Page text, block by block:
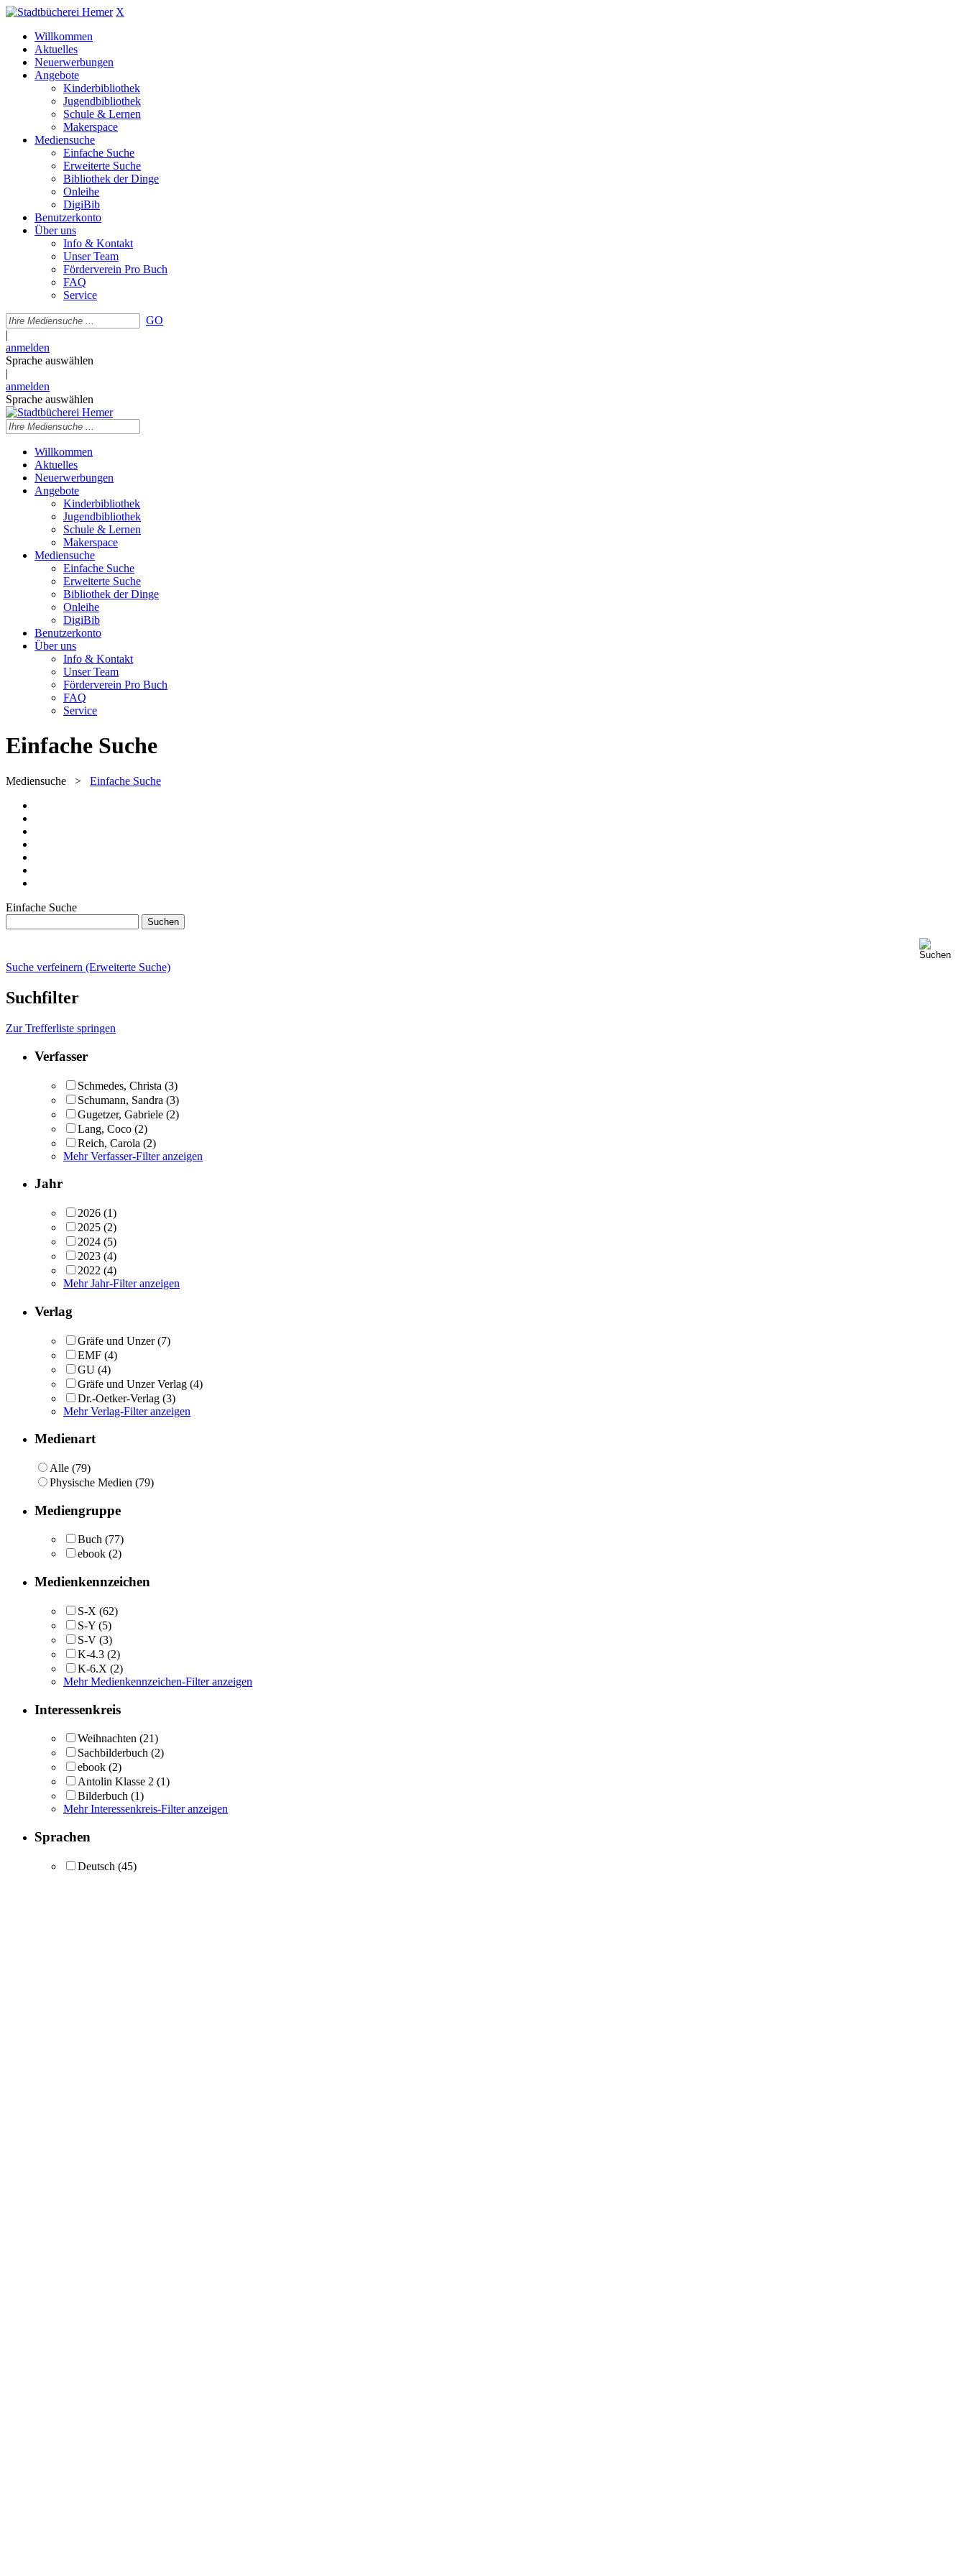
X
Willkommen
Aktuelles
Neuerwerbungen
Angebote
Kinderbibliothek
Jugendbibliothek
Schule & Lernen
Makerspace
Mediensuche
Einfache Suche
Erweiterte Suche
Bibliothek der Dinge
Onleihe
DigiBib
Benutzerkonto
Über uns
Info & Kontakt
Unser Team
Förderverein Pro Buch
FAQ
Service
GO
|
anmelden
Sprache auswählen
|
anmelden
Sprache auswählen
Willkommen
Aktuelles
Neuerwerbungen
Angebote
Kinderbibliothek
Jugendbibliothek
Schule & Lernen
Makerspace
Mediensuche
Einfache Suche
Erweiterte Suche
Bibliothek der Dinge
Onleihe
DigiBib
Benutzerkonto
Über uns
Info & Kontakt
Unser Team
Förderverein Pro Buch
FAQ
Service
Einfache Suche
Mediensuche > Einfache Suche
Einfache Suche
Suche verfeinern (Erweiterte Suche)
Suchfilter
Zur Trefferliste springen
Verfasser
Schmedes, Christa (3)
Schumann, Sandra (3)
Gugetzer, Gabriele (2)
Lang, Coco (2)
Reich, Carola (2)
Mehr Verfasser-Filter anzeigen
Jahr
2026 (1)
2025 (2)
2024 (5)
2023 (4)
2022 (4)
Mehr Jahr-Filter anzeigen
Verlag
Gräfe und Unzer (7)
EMF (4)
GU (4)
Gräfe und Unzer Verlag (4)
Dr.-Oetker-Verlag (3)
Mehr Verlag-Filter anzeigen
Medienart
Alle (79)
Physische Medien (79)
Mediengruppe
Buch (77)
ebook (2)
Medienkennzeichen
S-X (62)
S-Y (5)
S-V (3)
K-4.3 (2)
K-6.X (2)
Mehr Medienkennzeichen-Filter anzeigen
Interessenkreis
Weihnachten (21)
Sachbilderbuch (2)
ebook (2)
Antolin Klasse 2 (1)
Bilderbuch (1)
Mehr Interessenkreis-Filter anzeigen
Sprachen
Deutsch (45)